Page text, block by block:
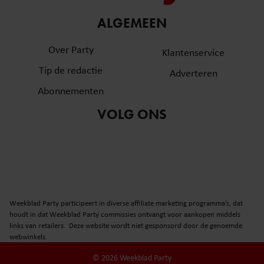
partners voor social media, adverteren en analyse. Deze
informatie die u aan ze heeft verstrekt of die ze hebben
verzameld op basis van uw gebruik van hun services. U
gebruiken.
ALGEMEEN
Over Party
Tip de redactie
Abonnementen
Klantenservice
Adverteren
VOLG ONS
Weekblad Party participeert in diverse affiliate marketing programma’s, dat
houdt in dat Weekblad Party commissies ontvangt voor aankopen middels
links van retailers. Deze website wordt niet gesponsord door de genoemde
webwinkels.
© 2026 Weekblad Party